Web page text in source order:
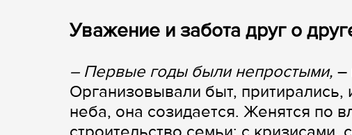
Уважение и забота друг о
– Первые годы были непростыми, –
Организовывали быт,
неба, она созидается. Женятся по